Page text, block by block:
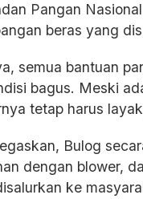
Pangan
beras yang
semua bantuan
bagus. Meski
tetap harus
Bulog
dengan blower,
ke